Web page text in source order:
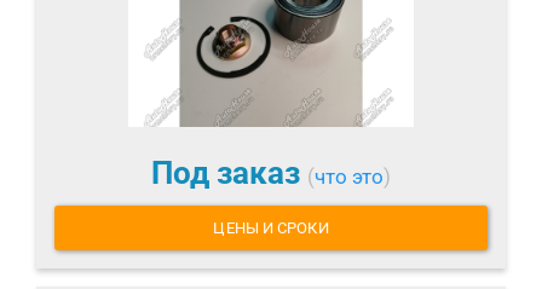
Под заказ (что это)
ЦЕНЫ И СРОКИ